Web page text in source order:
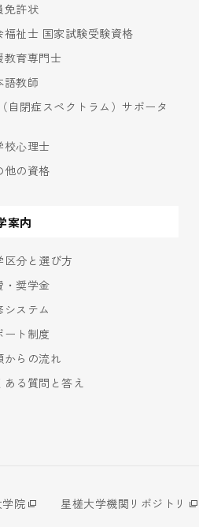
免許状
福祉士 国家試験受験資格
教育専門士
語教師
自閉症スペクトラム）サポータ
校心理士
他の資格
案内
区分と選び方
・奨学金
システム
ート制度
からの流れ
ある質問と答え
院
星槎大学機関リポジトリ